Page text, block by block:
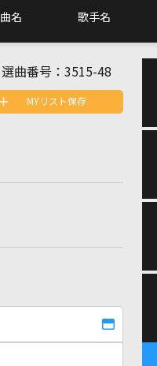
曲名 歌手名
選曲番号： 3515-48
MYリスト保存